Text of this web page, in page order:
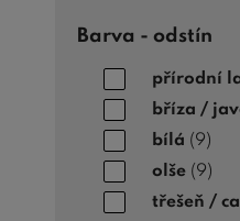
Barva - odstín
přírodní
bříza /
bílá (9)
olše (9)
třešeň /